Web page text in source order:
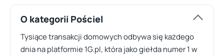
O kategorii Pościel
Tysiące transakcji domowych odbywa się każdego
dnia na platformie 1G.pl, która jako giełda numer 1 w